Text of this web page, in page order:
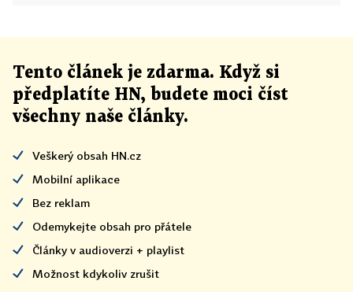
Tento článek je zdarma. Když si
předplatíte HN, budete moci číst
všechny naše články.
Veškerý obsah HN.cz
Mobilní aplikace
Bez reklam
Odemykejte obsah pro přátele
Články v audioverzi + playlist
Možnost kdykoliv zrušit